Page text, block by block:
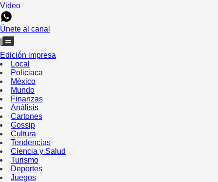
Video
Únete al canal
Edición impresa
Local
Policiaca
México
Mundo
Finanzas
Análisis
Cartones
Gossip
Cultura
Tendencias
Ciencia y Salud
Turismo
Deportes
Juegos